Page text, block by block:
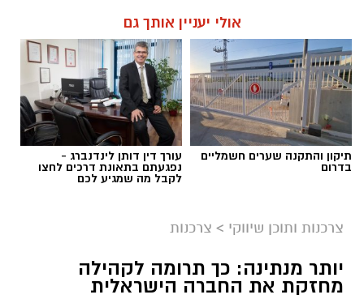
אולי יעניין אותך גם
תיקון והתקנה שערים חשמליים
בדרום
עורך דין דותן לינדנברג -
נפגעתם בתאונת דרכים לחצו
לקבל מה שמגיע לכם
צרכנות ותוכן שיווקי > צרכנות
יותר מנתינה: כך תרומה לקהילה
מחזקת את החברה הישראלית